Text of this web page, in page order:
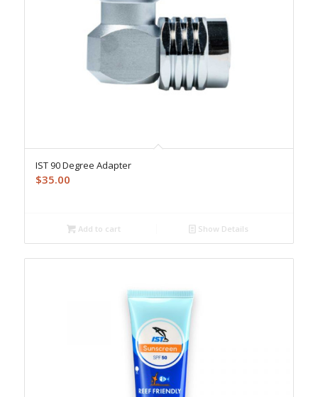
IST 90 Degree Adapter
$35.00
Add to cart Show Details